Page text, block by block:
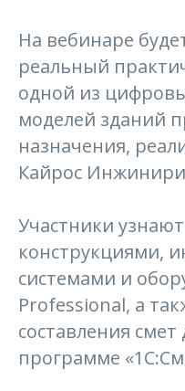
На вебинаре
реальный
одной из
моделей зданий
назначения,
Кайрос
Участники
конструкциями,
системами и
Professional, а
составления
программе